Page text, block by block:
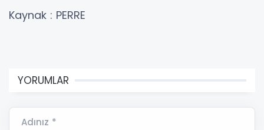
Kaynak : PERRE
YORUMLAR
Adınız *